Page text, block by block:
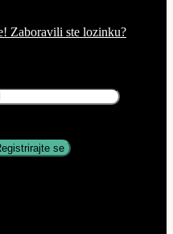
Zaboravili ste lozinku?
se